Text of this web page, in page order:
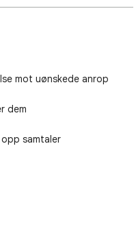
mot uønskede anrop
dem
samtaler